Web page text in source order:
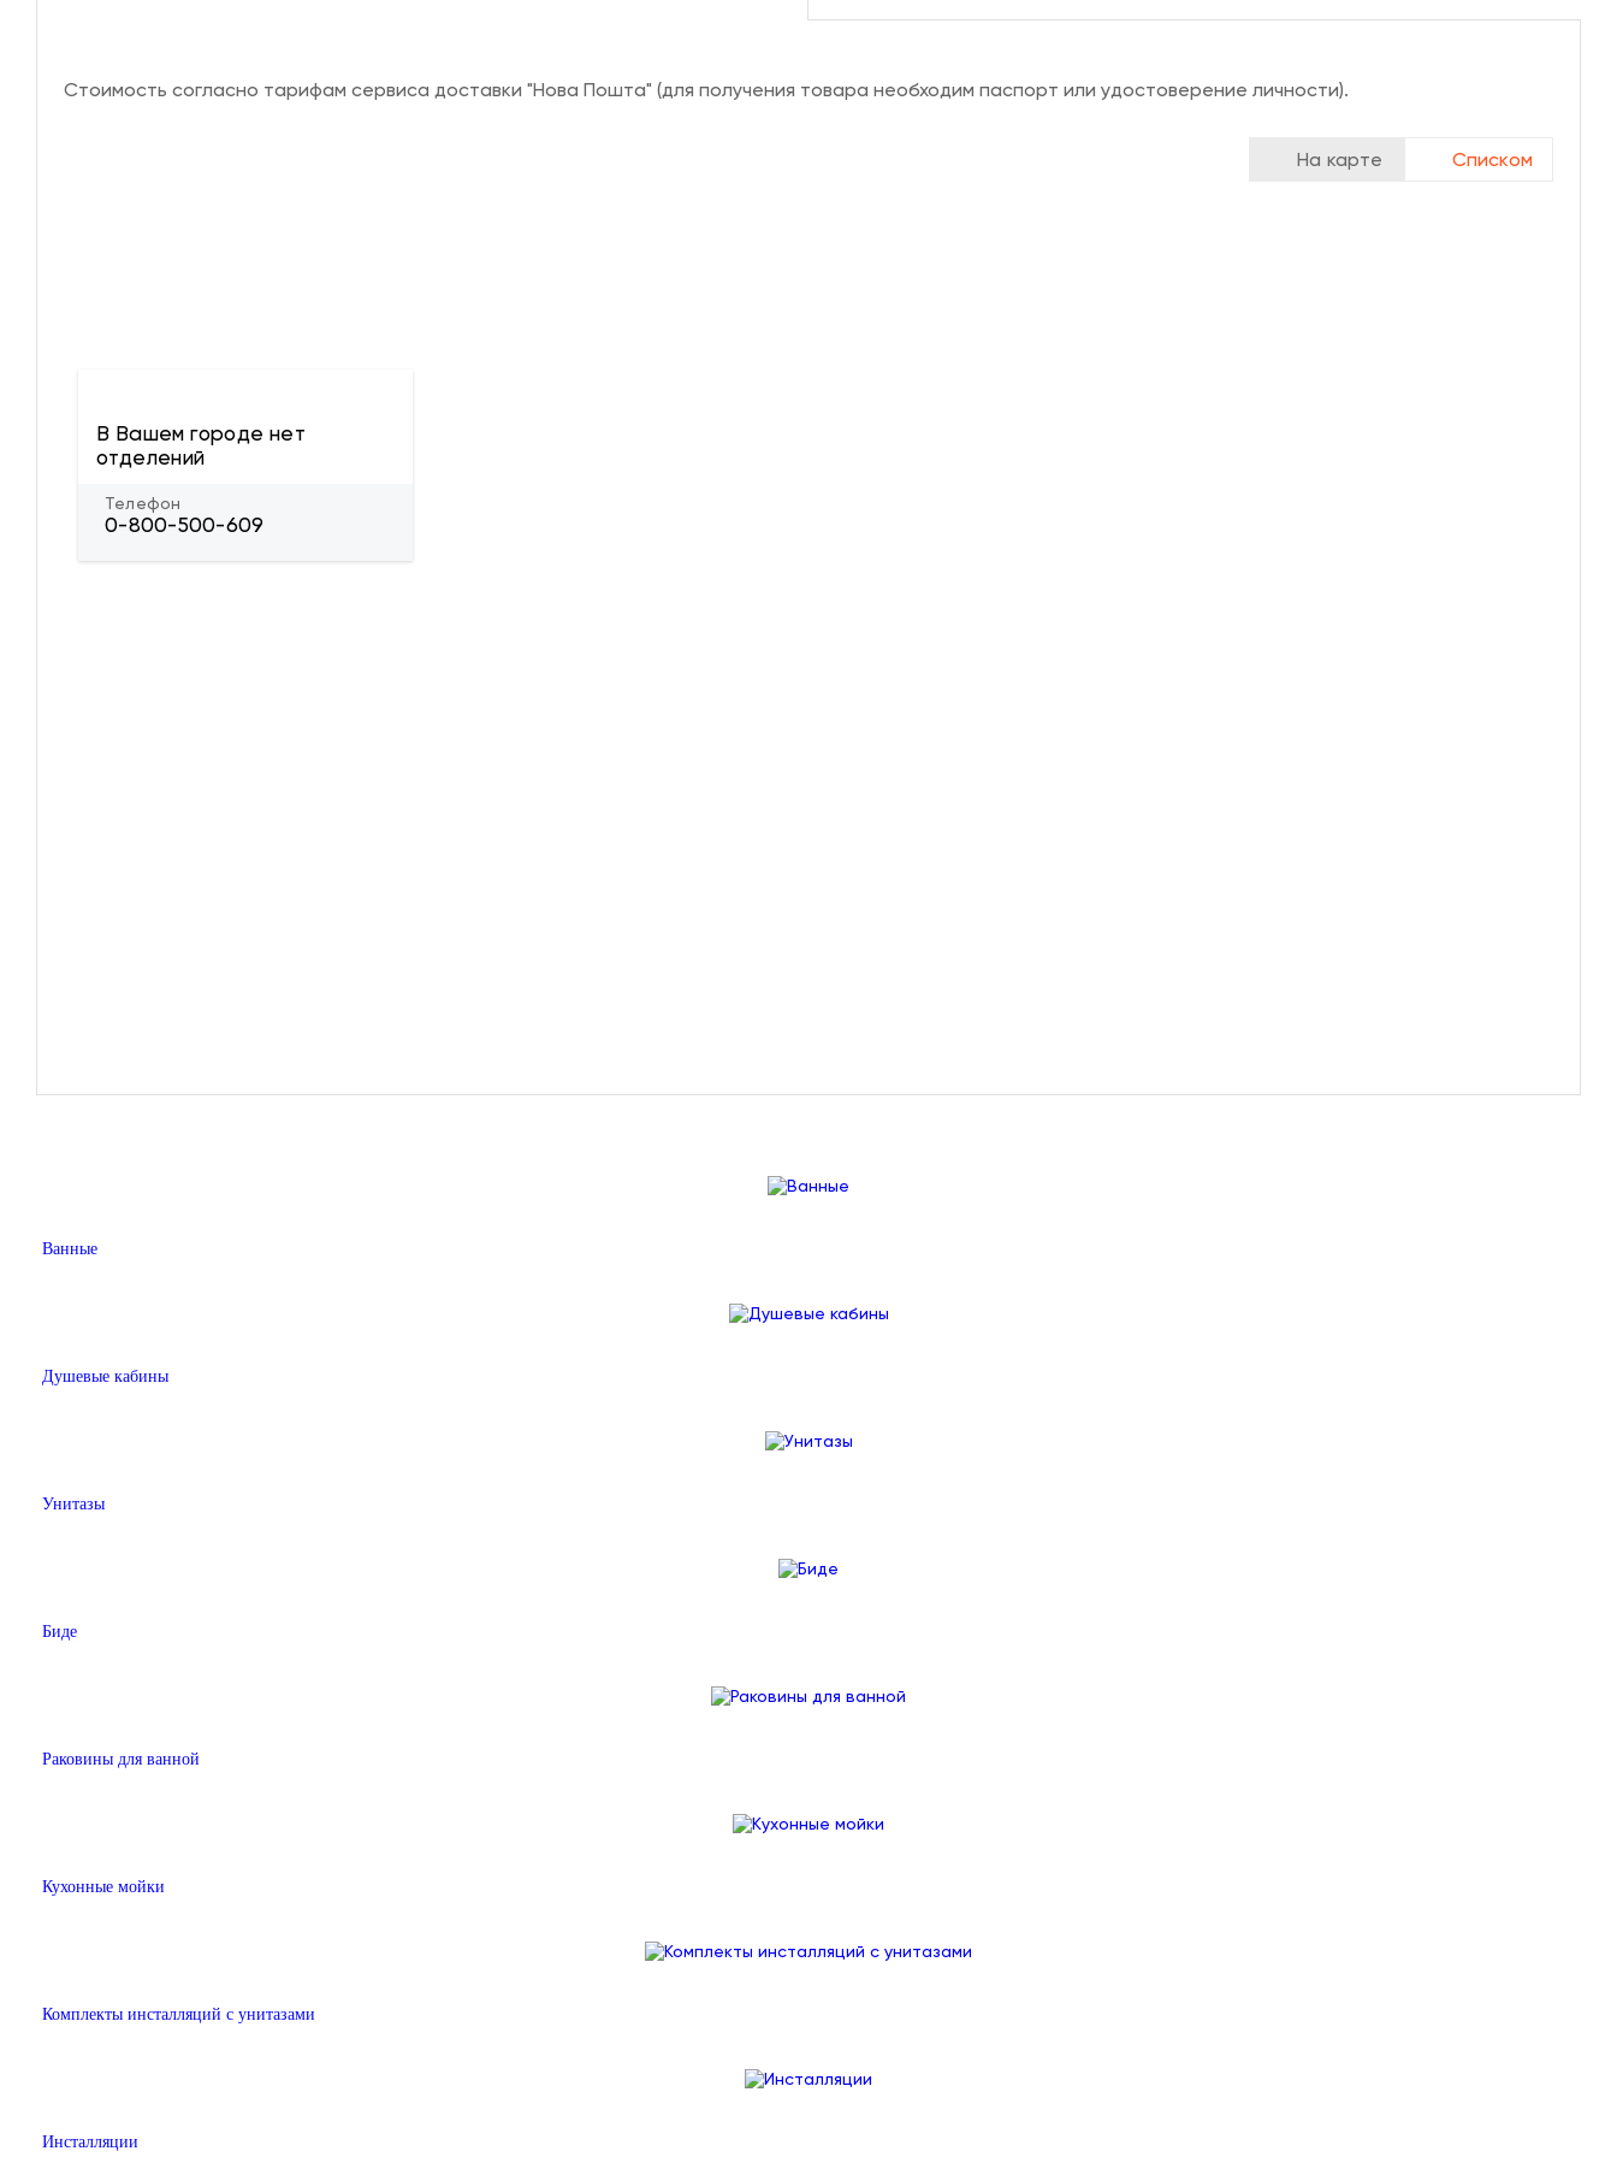
Стоимость согласно тарифам сервиса доставки "Нова Пошта" (для получения товара необходим паспорт или удостоверение личности).
На карте Списком
В Вашем городе нет
отделений
Телефон
0-800-500-609
Ванные
Душевые кабины
Унитазы
Биде
Раковины для ванной
Кухонные мойки
Комплекты инсталляций с унитазами
Инсталляции